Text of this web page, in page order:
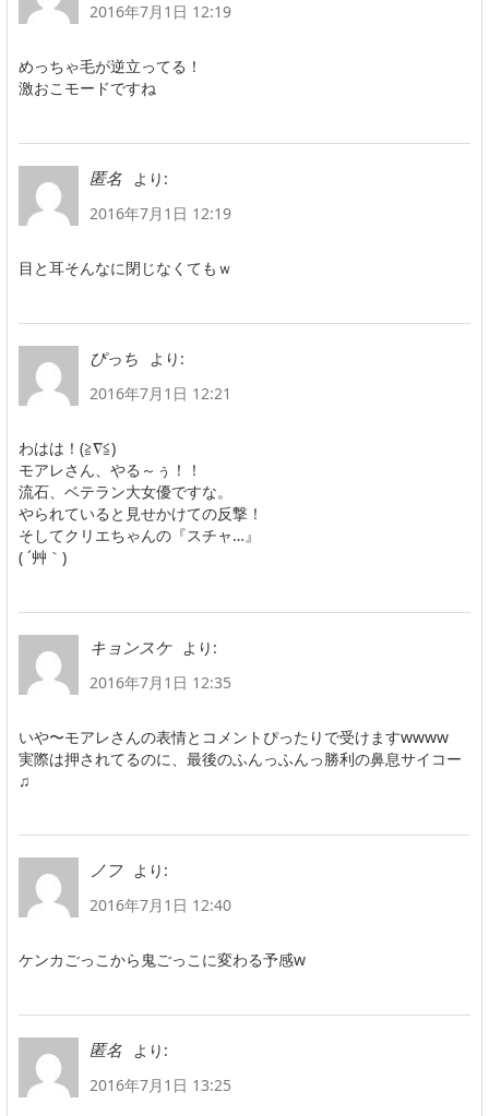
2016年7月1日 12:19
めっちゃ毛が逆立ってる！
激おこモードですね
匿名
より:
2016年7月1日 12:19
目と耳そんなに閉じなくてもｗ
ぴっち
より:
2016年7月1日 12:21
わはは！(≧∇≦)
モアレさん、やる～ぅ！！
流石、ベテラン大女優ですな。
やられていると見せかけての反撃！
そしてクリエちゃんの『スチャ…』
( ´艸｀)
キョンスケ
より:
2016年7月1日 12:35
いや〜モアレさんの表情とコメントぴったりで受けますwwww
実際は押されてるのに、最後のふんっふんっ勝利の鼻息サイコー
♫
ノフ
より:
2016年7月1日 12:40
ケンカごっこから鬼ごっこに変わる予感w
匿名
より:
2016年7月1日 13:25